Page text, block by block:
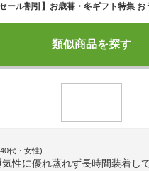
類似商品を探す
代・女性)
性に優れ蒸れず長時間装着し